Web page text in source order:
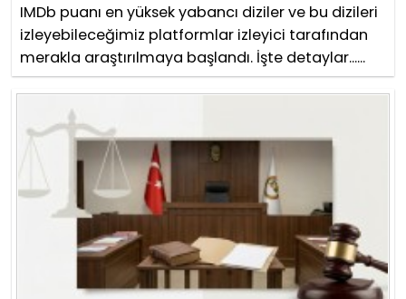
IMDb puanı en yüksek yabancı diziler ve bu dizileri
izleyebileceğimiz platformlar izleyici tarafından
merakla araştırılmaya başlandı. İşte detaylar......